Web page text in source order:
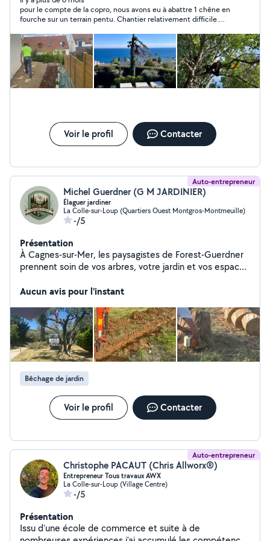
pour le compte de la copro, nous avons eu à abattre 1 chêne en
fourche sur un terrain pentu. Chantier relativement difficile.
Voir le profil Contacter
Auto-entrepreneur
Michel Guerdner (G M JARDINIER)
Élaguer jardiner
La Colle-sur-Loup (Quartiers Ouest Montgros-Montmeuille)
-/5
Présentation
À Cagnes-sur-Mer, les paysagistes de Forest-Guerdner
prennent soin de vos arbres, votre jardin et vos espaces
PACA, notamment à Saint-Paul-de-Vence, Mougins,
nous répondons aux situations d'urgence: branche
menaçante, arbre tombé ou végétation gênant un
accès.
Aucun avis pour l'instant
Bêchage de jardin
Voir le profil Contacter
Auto-entrepreneur
Christophe PACAUT (Chris Allworx®)
Entrepreneur Tous travaux AWX
La Colle-sur-Loup (Village Centre)
-/5
Présentation
Issu d'une école de commerce et suite à de